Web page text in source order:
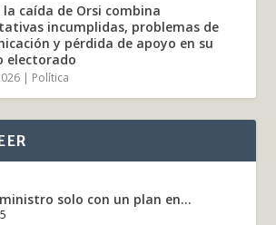
la caída de Orsi combina
incumplidas, problemas de
y pérdida de apoyo en su
electorado
| Política
solo con un plan en...